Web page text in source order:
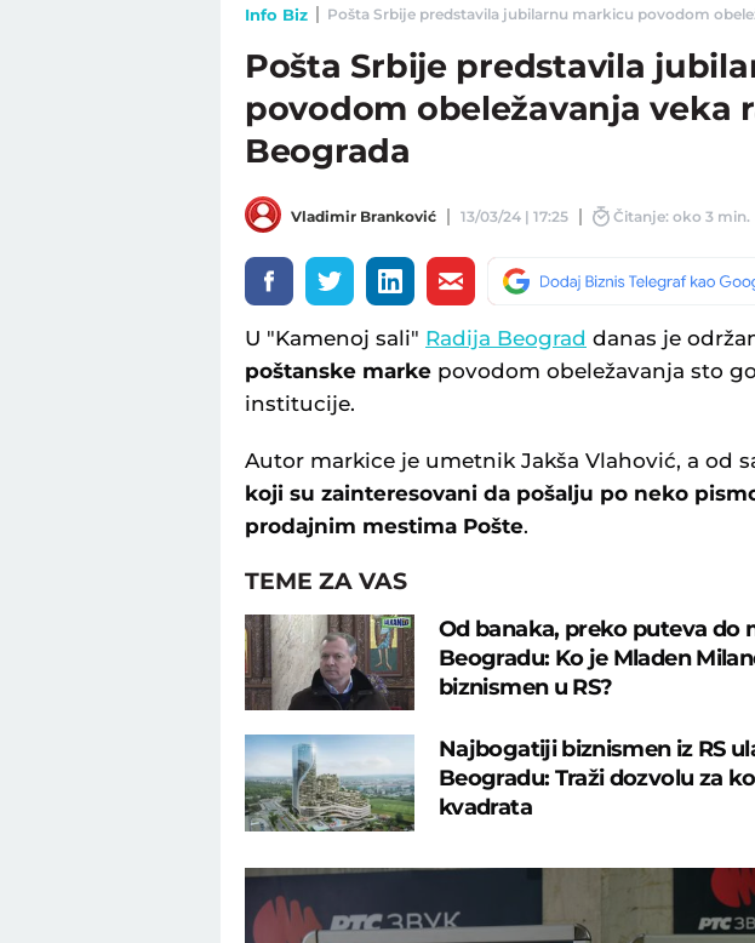
Info Biz Pošta Srbije predstavila jubilarnu markicu povodom
Pošta Srbije predstavila
povodom obeležavanja veka
Beograda
Vladimir Branković 13/03/24 | 17:25 Čitanje: oko 3 min.
U "Kamenoj sali" Radija Beograd danas je
poštanske marke povodom obeležavanja sto
institucije.
Autor markice je umetnik Jakša Vlahović, a od
koji su zainteresovani da pošalju po neko
prodajnim mestima Pošte.
TEME ZA VAS
Od banaka, preko puteva do
Beogradu: Ko je Mladen
biznismen u RS?
Najbogatiji biznismen iz RS
Beogradu: Traži dozvolu za
kvadrata